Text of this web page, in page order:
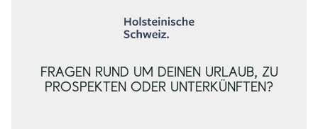
FRAGEN RUND UM DEINEN URLAUB, ZU
PROSPEKTEN ODER UNTERKÜNFTEN?